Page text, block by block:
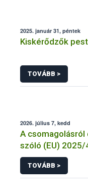
2025. január 31, péntek
Kiskérődzők
TOVÁBB >
2026. július 7, kedd
A csomagolásról
szóló (EU)
élelmiszerekkel
szóló 1169/
TOVÁBB >